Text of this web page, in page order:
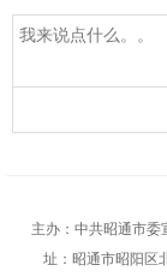
主办：中共昭通市
址：昭通市昭阳区